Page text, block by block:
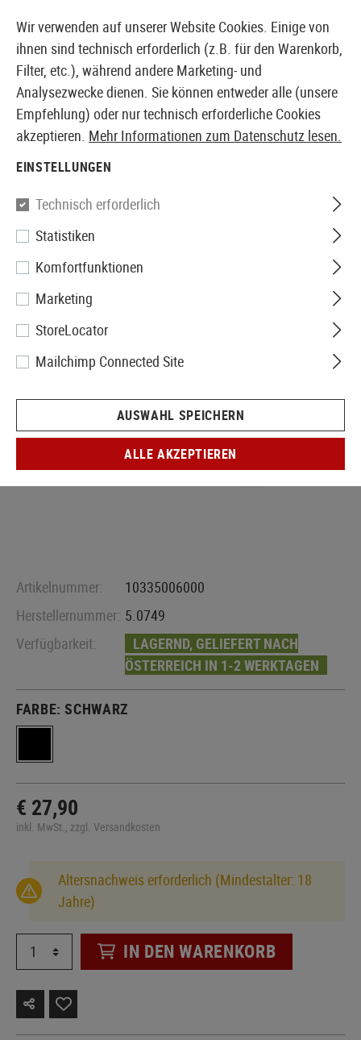
EUROPÄISCHER AIRSOFT SHOP & GROßHÄNDLER
Walther
P99 Knife
Artikelnummer:
10335006000
Herstellernummer: 5.0749
Verfügbarkeit:
LAGERND, GELIEFERT NACH
ÖSTERREICH IN 1-2 WERKTAGEN
FARBE:SCHWARZ
€ 27,90
inkl. MwSt., zzgl. Versandkosten
Altersnachweis erforderlich (Mindestalter: 18
Jahre)
IN DEN WARENKORB
Wir verwenden auf unserer Website Cookies. Einige von
ihnen sind technisch erforderlich (z.B. für den Warenkorb,
Filter, etc.), während andere Marketing- und
Analysezwecke dienen. Sie können entweder alle (unsere
Empfehlung) oder nur technisch erforderliche Cookies
akzeptieren. Mehr Informationen zum Datenschutz lesen.
EINSTELLUNGEN
Technisch erforderlich
Statistiken
Komfortfunktionen
Marketing
StoreLocator
Mailchimp Connected Site
AUSWAHL SPEICHERN
ALLE AKZEPTIEREN